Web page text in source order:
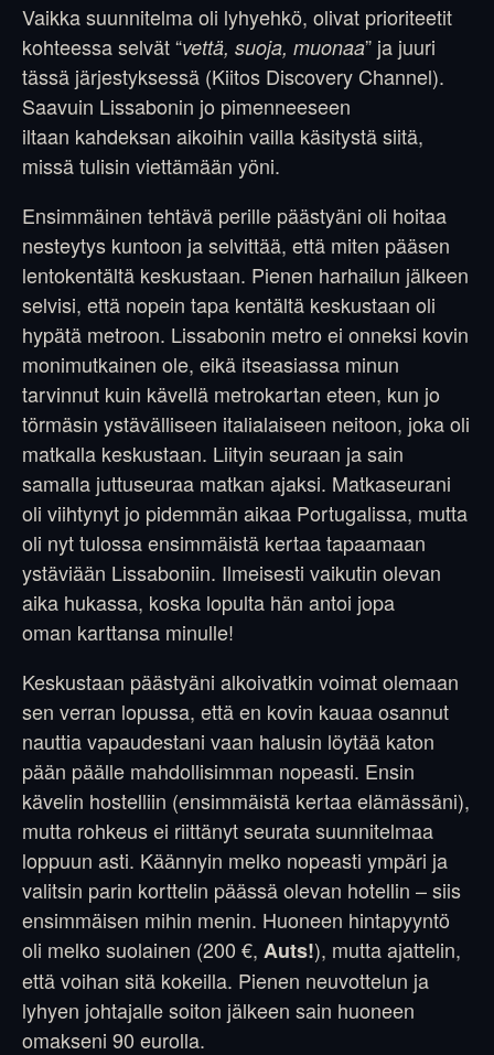
Vaikka suunnitelma oli lyhyehkö, olivat prioriteetit
kohteessa selvät “vettä, suoja, muonaa” ja juuri
tässä järjestyksessä (Kiitos Discovery Channel).
Saavuin Lissabonin jo pimenneeseen
iltaan kahdeksan aikoihin vailla käsitystä siitä,
missä tulisin viettämään yöni.
Ensimmäinen tehtävä perille päästyäni oli hoitaa
nesteytys kuntoon ja selvittää, että miten pääsen
lentokentältä keskustaan. Pienen harhailun jälkeen
selvisi, että nopein tapa kentältä keskustaan oli
hypätä metroon. Lissabonin metro ei onneksi kovin
monimutkainen ole, eikä itseasiassa minun
tarvinnut kuin kävellä metrokartan eteen, kun jo
törmäsin ystävälliseen italialaiseen neitoon, joka oli
matkalla keskustaan. Liityin seuraan ja sain
samalla juttuseuraa matkan ajaksi. Matkaseurani
oli viihtynyt jo pidemmän aikaa Portugalissa, mutta
oli nyt tulossa ensimmäistä kertaa tapaamaan
ystäviään Lissaboniin. Ilmeisesti vaikutin olevan
aika hukassa, koska lopulta hän antoi jopa
oman karttansa minulle!
Keskustaan päästyäni alkoivatkin voimat olemaan
sen verran lopussa, että en kovin kauaa osannut
nauttia vapaudestani vaan halusin löytää katon
pään päälle mahdollisimman nopeasti. Ensin
kävelin hostelliin (ensimmäistä kertaa elämässäni),
mutta rohkeus ei riittänyt seurata suunnitelmaa
loppuun asti. Käännyin melko nopeasti ympäri ja
valitsin parin korttelin päässä olevan hotellin – siis
ensimmäisen mihin menin. Huoneen hintapyyntö
oli melko suolainen (200 €, Auts!), mutta ajattelin,
että voihan sitä kokeilla. Pienen neuvottelun ja
lyhyen johtajalle soiton jälkeen sain huoneen
omakseni 90 eurolla.